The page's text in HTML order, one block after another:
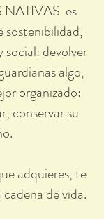
es
sostenibilidad,
devolver
algo,
organizado:
conservar su
adquieres, te
de vida.